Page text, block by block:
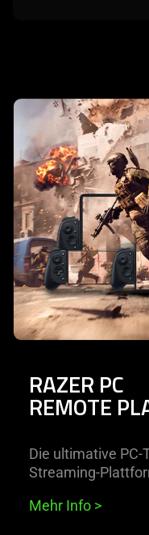
This is a carousel with
RAZER PC
REMOTE
Die ultimative PC-
Streaming-
Mehr Info >